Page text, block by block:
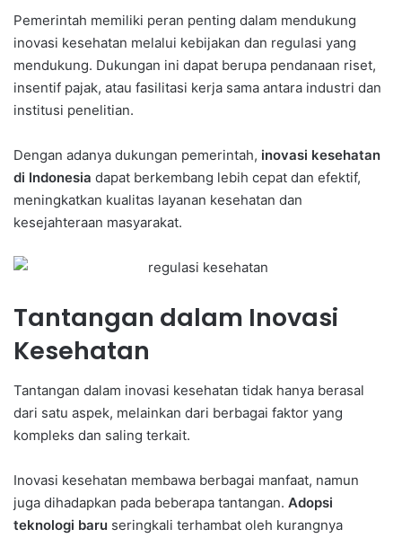
Pemerintah memiliki peran penting dalam mendukung
inovasi kesehatan melalui kebijakan dan regulasi yang
mendukung. Dukungan ini dapat berupa pendanaan riset,
insentif pajak, atau fasilitasi kerja sama antara industri dan
institusi penelitian.
Dengan adanya dukungan pemerintah, inovasi kesehatan
di Indonesia dapat berkembang lebih cepat dan efektif,
meningkatkan kualitas layanan kesehatan dan
kesejahteraan masyarakat.
Tantangan dalam Inovasi
Kesehatan
Tantangan dalam inovasi kesehatan tidak hanya berasal
dari satu aspek, melainkan dari berbagai faktor yang
kompleks dan saling terkait.
Inovasi kesehatan membawa berbagai manfaat, namun
juga dihadapkan pada beberapa tantangan. Adopsi
teknologi baru seringkali terhambat oleh kurangnya